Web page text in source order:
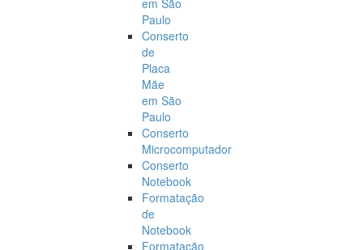
em São
Paulo
Conserto
de
Placa
Mãe
em São
Paulo
Conserto
Microcomputador
Conserto
Notebook
Formatação
de
Notebook
Formatação